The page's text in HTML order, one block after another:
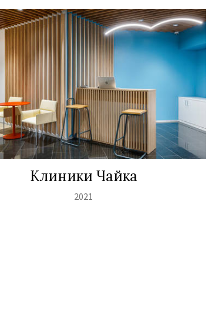
Клиники Чайка
2021